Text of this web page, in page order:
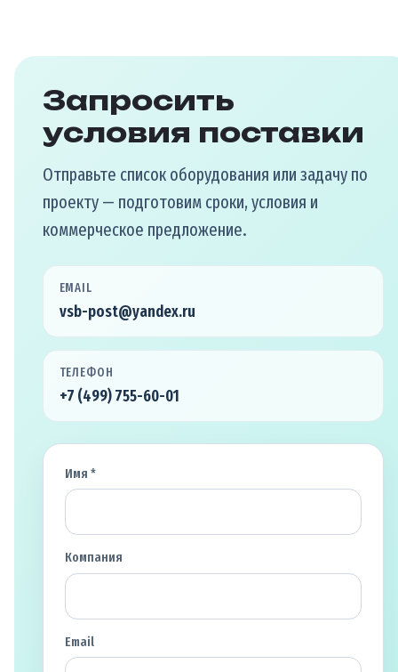
Запросить
условия поставки
Отправьте список оборудования или задачу по
проекту — подготовим сроки, условия и
коммерческое предложение.
EMAIL
vsb-post@yandex.ru
ТЕЛЕФОН
+7 (499) 755-60-01
Имя *
Компания
Email